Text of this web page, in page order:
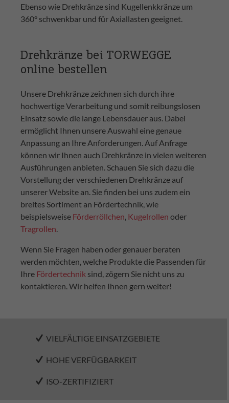
Ebenso wie Drehkränze sind Kugellenkkränze um
360° schwenkbar und für Axiallasten geeignet.
Drehkränze bei TORWEGGE
online bestellen
Unsere Drehkränze zeichnen sich durch ihre
hochwertige Verarbeitung und somit reibungslosen
Einsatz sowie die lange Lebensdauer aus. Dabei
ermöglicht Ihnen unsere Auswahl eine genaue
Anpassung an Ihre Anforderungen. Auf Anfrage
können wir Ihnen auch Drehkränze in vielen weiteren
Ausführungen anbieten. Schauen Sie sich dazu die
Vorstellung der verschiedenen Drehkränze auf
unserer Website an. Sie finden bei uns zudem ein
breites Sortiment an Fördertechnik, wie
beispielsweise Förderröllchen, Kugelrollen oder
Tragrollen.
Wenn Sie Fragen haben oder genauer beraten
werden möchten, welche Produkte die Passenden für
Ihre Fördertechnik sind, zögern Sie nicht uns zu
kontaktieren. Wir helfen Ihnen gern weiter!
VIELFÄLTIGE EINSATZGEBIETE
HOHE VERFÜGBARKEIT
ISO-ZERTIFIZIERT